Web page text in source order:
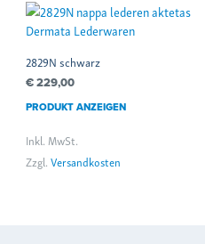
2829N schwarz
€229,00
PRODUKT ANZEIGEN
Inkl. MwSt.
Zzgl. Versandkosten